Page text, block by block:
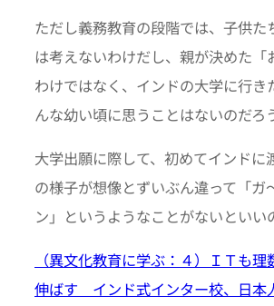
ただし義務教育の段階では、子供た
は考えないわけだし、親が決めた「
わけではなく、インドの大学に行き
んな幼い頃に思うことはないのだろ
大学出願に際して、初めてインドに
の様子が想像とずいぶん違って「ガ
ン」というようなことがないといい
（異文化教育に学ぶ：４）ＩＴも
伸ばす インド式インター校、日本